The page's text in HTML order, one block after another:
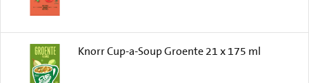
Knorr Cup-a-Soup Groente 21 x 175 ml